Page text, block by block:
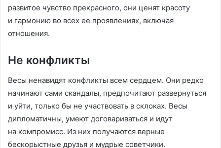
развитое чувство прекрасного, они ценят красоту
и гармонию во всех ее проявлениях, включая
отношения.
Не конфликты
Весы ненавидят конфликты всем сердцем. Они редко
начинают сами скандалы, предпочитают развернуться
и уйти, только бы не участвовать в склоках. Весы
дипломатичны, умеют договариваться и идут
на компромисс. Из них получаются верные
бескорыстные друзья и мудрые советчики.